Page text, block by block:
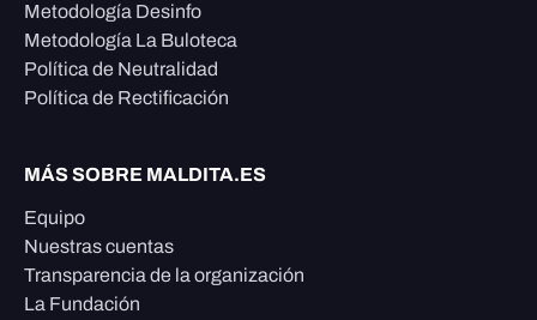
Metodología Desinfo
Metodología La Buloteca
Política de Neutralidad
Política de Rectificación
MÁS SOBRE MALDITA.ES
Equipo
Nuestras cuentas
Transparencia de la organización
La Fundación